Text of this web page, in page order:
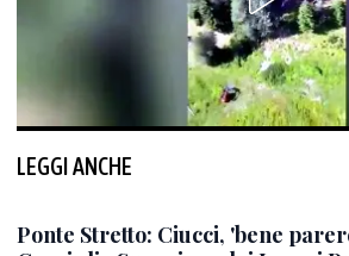
LEGGI ANCHE
Ponte Stretto: Ciucci, 'bene